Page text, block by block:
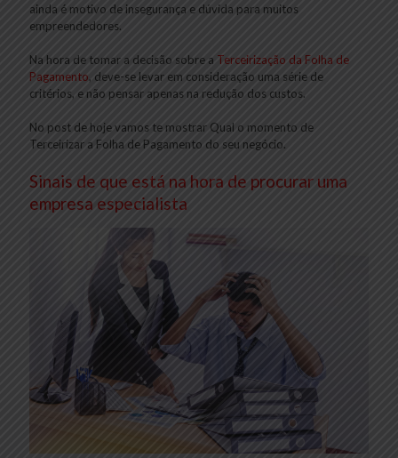
ainda é motivo de insegurança e dúvida para muitos
empreendedores.
Na hora de tomar a decisão sobre a Terceirização da Folha de
Pagamento, deve-se levar em consideração uma série de
critérios, e não pensar apenas na redução dos custos.
No post de hoje vamos te mostrar Qual o momento de
Terceirizar a Folha de Pagamento do seu negócio.
Sinais de que está na hora de procurar uma
empresa especialista